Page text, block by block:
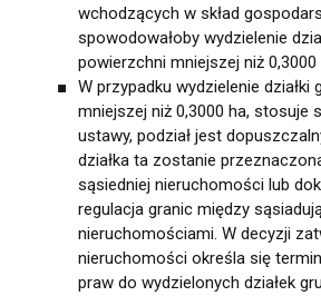
wchodzących w skład
spowodowałoby wydzielenie
powierzchni mniejszej niż 0,3000
W przypadku wydzielenie działki
mniejszej niż 0,3000 ha, stosuje
ustawy, podział jest
działka ta zostanie
sąsiedniej nieruchomości lub
regulacja granic między
nieruchomościami. W decyzji
nieruchomości określa się
praw do wydzielonych działek